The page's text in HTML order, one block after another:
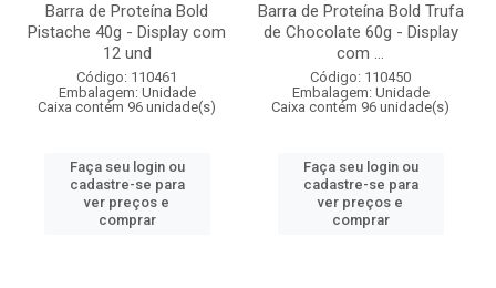
Barra de Proteína Bold
Pistache 40g - Display com
12 und
Código: 110461
Embalagem: Unidade
Caixa contém 96 unidade(s)
Faça seu login ou
cadastre-se para
ver preços e
comprar
Barra de Proteína Bold Trufa
de Chocolate 60g - Display
com ...
Código: 110450
Embalagem: Unidade
Caixa contém 96 unidade(s)
Faça seu login ou
cadastre-se para
ver preços e
comprar